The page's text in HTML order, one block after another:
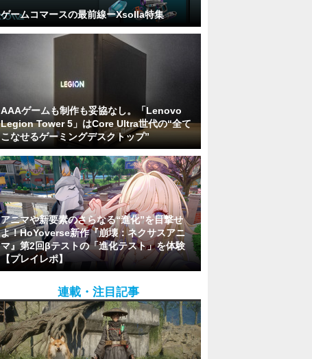
ゲームコマースの最前線ーXsolla特集
AAAゲームも制作も妥協なし。「Lenovo
Legion Tower 5」はCore Ultra世代の“全て
こなせるゲーミングデスクトップ”
アニマや新要素のさらなる“進化”を目撃せ
よ！HoYoverse新作『崩壊：ネクサスアニ
マ』第2回βテストの「進化テスト」を体験
【プレイレポ】
連載・注目記事